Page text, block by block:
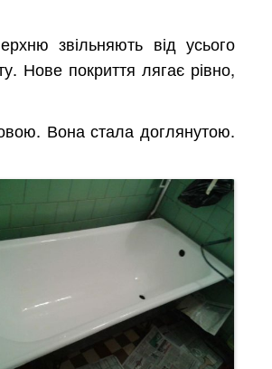
звільняють від усього
Нове покриття лягає рівно,
Вона стала доглянутою.